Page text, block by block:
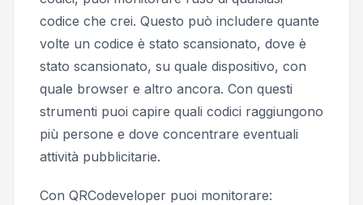
codice che crei. Questo può includere quante
volte un codice è stato scansionato, dove è
stato scansionato, su quale dispositivo, con
quale browser e altro ancora. Con questi
strumenti puoi capire quali codici raggiungono
più persone e dove concentrare eventuali
attività pubblicitarie.
Con QRCodeveloper puoi monitorare: